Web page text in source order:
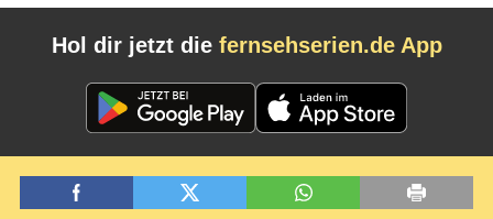
Hol dir jetzt die fernsehserien.de App